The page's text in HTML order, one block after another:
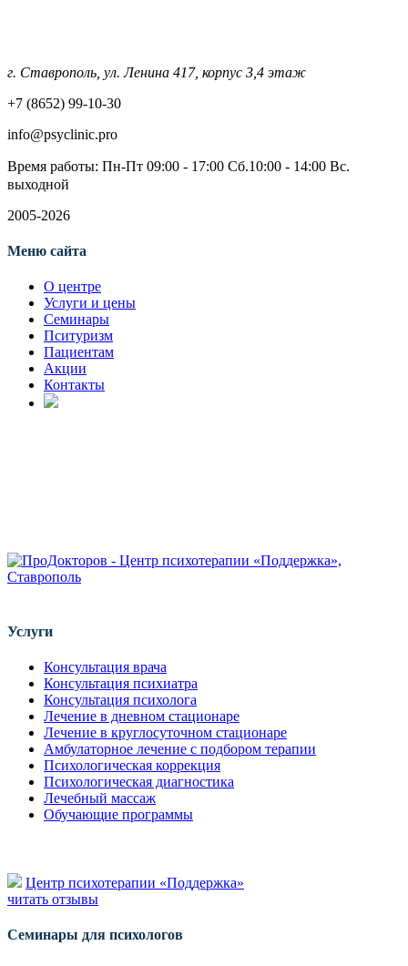
г. Ставрополь, ул. Ленина 417, корпус 3,4 этаж
+7 (8652) 99-10-30
info@psyclinic.pro
Время работы: Пн-Пт 09:00 - 17:00ㅤㅤㅤㅤㅤ Сб.10:00 - 14:00 Вс.
выходной
2005-2026
Меню сайта
О центре
Услуги и цены
Семинары
Пситуризм
Пациентам
Акции
Контакты
Услуги
Консультация врача
Консультация психиатра
Консультация психолога
Лечение в дневном стационаре
Лечение в круглосуточном стационаре
Амбулаторное лечение с подбором терапии
Психологическая коррекция
Психологическая диагностика
Лечебный массаж
Обучающие программы
Центр психотерапии «Поддержка»
читать отзывы
Семинары для психологов